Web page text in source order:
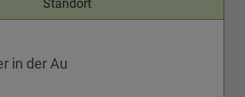
Standort
in der Au